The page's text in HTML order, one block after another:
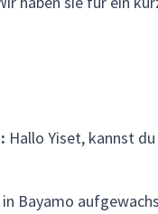
Hallo Yiset, kannst
in Bayamo